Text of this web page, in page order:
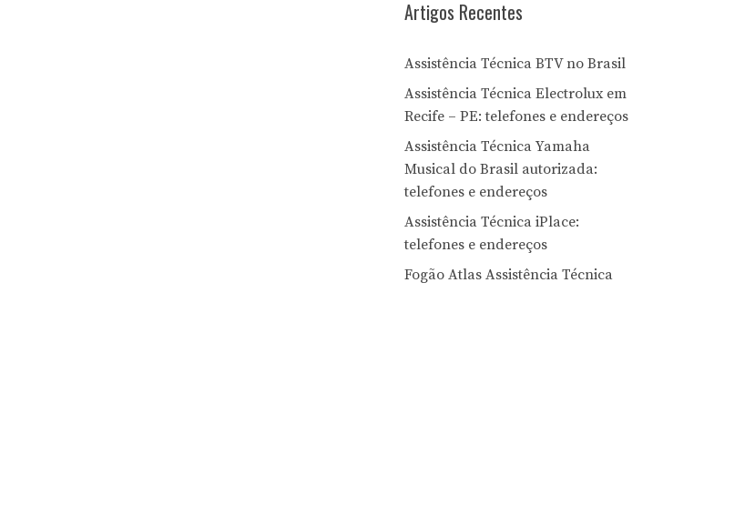
Artigos Recentes
Assistência Técnica BTV no Brasil
Assistência Técnica Electrolux em
Recife – PE: telefones e endereços
Assistência Técnica Yamaha
Musical do Brasil autorizada:
telefones e endereços
Assistência Técnica iPlace:
telefones e endereços
Fogão Atlas Assistência Técnica